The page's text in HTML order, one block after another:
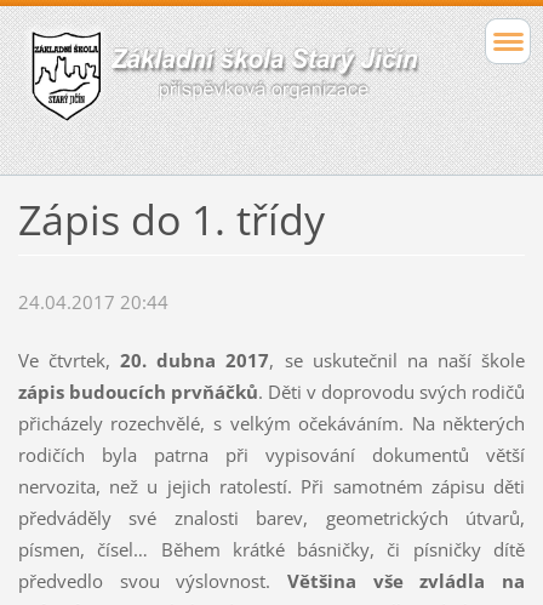
Zápis do 1. třídy
24.04.2017 20:44
Ve čtvrtek,20. dubna 2017, se uskutečnil na naší škole
zápis budoucích prvňáčků. Děti v doprovodu svých rodičů
přicházely rozechvělé, s velkým očekáváním. Na některých
rodičích byla patrna při vypisování dokumentů větší
nervozita, než u jejich ratolestí. Při samotném zápisu děti
předváděly své znalosti barev, geometrických útvarů,
písmen, čísel… Během krátké básničky, či písničky dítě
předvedlo svou výslovnost. Většina vše zvládla na